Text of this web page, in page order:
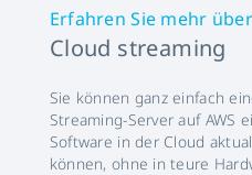
Erfahren Sie mehr über
Cloud streaming
Sie können ganz einfach
Streaming-Server auf AWS
Software in der Cloud
können, ohne in teure